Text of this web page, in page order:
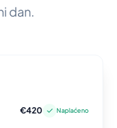
dan.
€420 ✓ Naplaćeno